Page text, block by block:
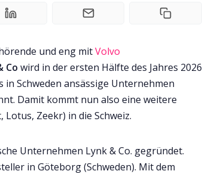
und eng mitVolvo
Co wird in der ersten Hälfte des Jahres 2026
in Schweden ansässige Unternehmen
Damit kommt nun also eine weitere
Lotus, Zeekr) in die Schweiz.
Unternehmen Lynk & Co. gegründet.
in Göteborg (Schweden). Mit dem